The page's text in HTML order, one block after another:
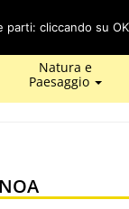
Natura e
Paesaggio
cliccando su